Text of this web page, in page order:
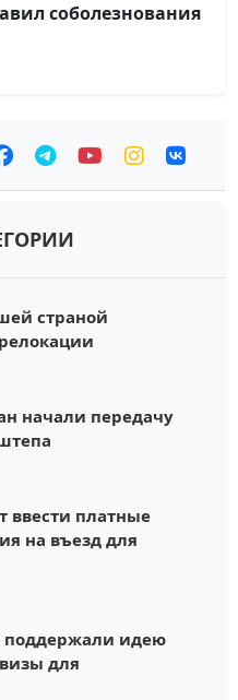
соболезнования
страной
начали передачу
ввести платные
на въезд для
поддержали идею
для